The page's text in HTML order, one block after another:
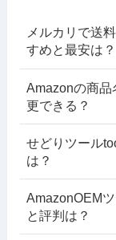
メルカリで送
すめと最安は？
Amazonの商
更できる？
せどりツール
は？
AmazonOEM
と評判は？